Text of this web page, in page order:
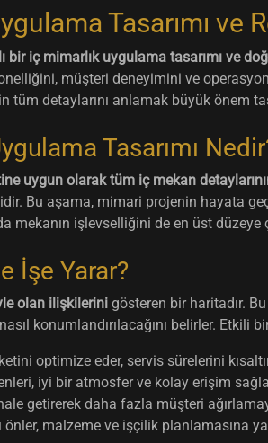
Tasarımı ve
bir iç mimarlık uygulama tasarımı ve
müşteri deneyimini ve
tüm detaylarını anlamak büyük önem
Tasarımı
uygun olarak tüm iç mekan
Bu aşama, mimari projenin hayata
mekanın işlevselliğini de en üst düzeye
İşe Yarar?
olan ilişkilerini gösteren bir haritadır.
konumlandırılacağını belirler. Etkili
optimize eder, servis sürelerini
iyi bir atmosfer ve kolay erişim
getirerek daha fazla müşteri
önler, malzeme ve işçilik planlamasına